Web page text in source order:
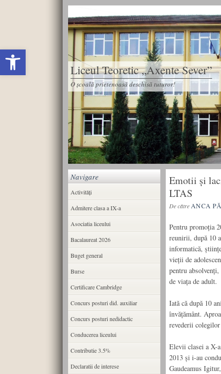
Deschide bara de unelte
Liceul Teoretic „Axente Sever”
O școală prietenoasă deschisă tuturor!
Emotii și
LTAS
De cătreANCA
Pentru promoția
reunirii, după 10
informatică,
vieții de
pentru
de viața de adult.
Iată că după 10
învățământ.
revederii
Elevii clasei a X-
2013 și i-au
Gaudeamus
Navigare
Activități
Admitere clasa a IX-a
Asociatia liceului
Bacalaureat 2026
Buget general
Burse
Certificare Cambridge
Concurs posturi did. auxiliar
Concurs posturi nedidactic
Conducerea liceului
Contributie 3.5%
Declaratii de interese